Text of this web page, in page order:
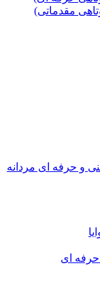
و حرفه ای مردانه
حرفه ای